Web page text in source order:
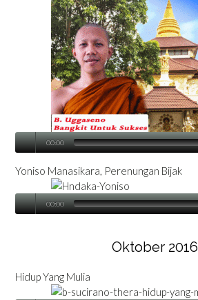
00:00
Yoniso Manasikara, Perenungan Bijak
00:00
Oktober 2016
Hidup Yang Mulia